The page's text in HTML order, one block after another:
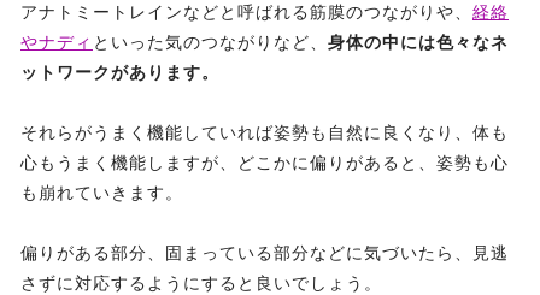
アナトミートレインなどと呼ばれる筋膜のつながりや、 経絡
やナディ といった気のつながりなど、 身体の中には色々なネ
ットワークがあります。
それらがうまく機能していれば姿勢も自然に良くなり、体も
心もうまく機能しますが、どこかに偏りがあると、姿勢も心
も崩れていきます。
偏りがある部分、固まっている部分などに気づいたら、見逃
さずに対応するようにすると良いでしょう。